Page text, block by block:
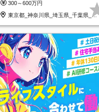
300～600万円
東京都_神奈川県_埼玉県_千葉県_大
阪府…